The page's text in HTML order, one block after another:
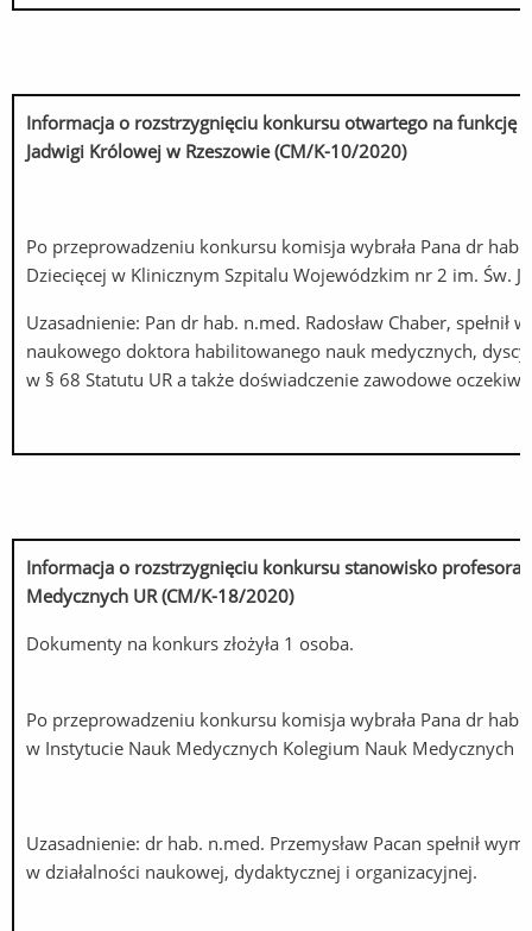
Informacja o rozstrzygnięciu konkursu otwartego na funkcję
Jadwigi Królowej w Rzeszowie (CM/K-10/2020)
Po przeprowadzeniu konkursu komisja wybrała Pana dr
Dziecięcej w Klinicznym Szpitalu Wojewódzkim nr 2 im. Św.
Uzasadnienie: Pan dr hab. n.med. Radosław Chaber,
naukowego doktora habilitowanego nauk medycznych,
w § 68 Statutu UR a także doświadczenie zawodowe
Informacja o rozstrzygnięciu konkursu stanowisko profesora
Medycznych UR (CM/K-18/2020)
Dokumenty na konkurs złożyła 1 osoba.
Po przeprowadzeniu konkursu komisja wybrała Pana dr
w Instytucie Nauk Medycznych Kolegium Nauk Medycznych
Uzasadnienie: dr hab. n.med. Przemysław Pacan spełnił
w działalności naukowej, dydaktycznej i organizacyjnej.